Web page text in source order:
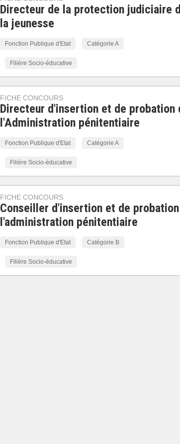
Directeur de la protection judiciaire
la jeunesse
Fonction Publique d'Etat Catégorie A
Filière Socio-éducative
FICHE CONCOURS
Directeur d'insertion et de probation
l'Administration pénitentiaire
Fonction Publique d'Etat Catégorie A
Filière Socio-éducative
FICHE CONCOURS
Conseiller d'insertion et de
l'administration pénitentiaire
Fonction Publique d'Etat Catégorie B
Filière Socio-éducative